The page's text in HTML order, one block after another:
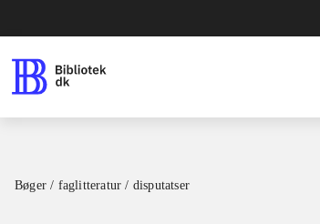
Bøger / faglitteratur / disputatser